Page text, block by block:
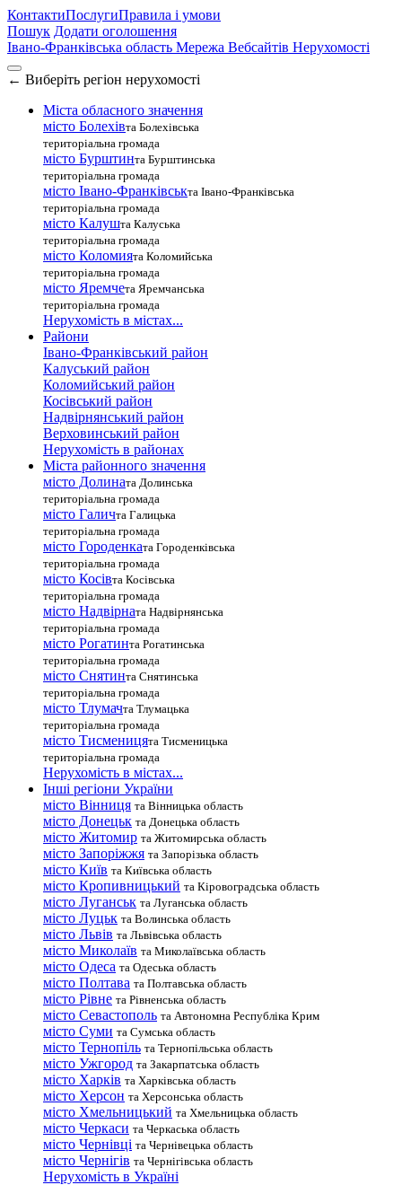
КонтактиПослугиПравила і умови
Пошук Додати оголошення
Івано-Франківська область Мережа Вебсайтів Нерухомості
← Виберіть регіон нерухомості
Міста обласного значення
місто Болехівта Болехівська
територіальна громада
місто Бурштинта Бурштинська
територіальна громада
місто Івано-Франківськта Івано-Франківська
територіальна громада
місто Калушта Калуська
територіальна громада
місто Коломията Коломийська
територіальна громада
місто Яремчета Яремчанська
територіальна громада
Нерухомість в містах...
Райони
Івано-Франківський район
Калуський район
Коломийський район
Косівський район
Надвірнянський район
Верховинський район
Нерухомість в районах
Міста районного значення
місто Долината Долинська
територіальна громада
місто Галичта Галицька
територіальна громада
місто Городенката Городенківська
територіальна громада
місто Косівта Косівська
територіальна громада
місто Надвірната Надвірнянська
територіальна громада
місто Рогатинта Рогатинська
територіальна громада
місто Снятинта Снятинська
територіальна громада
місто Тлумачта Тлумацька
територіальна громада
місто Тисменицята Тисменицька
територіальна громада
Нерухомість в містах...
Інші регіони України
місто Вінниця та Вінницька область
місто Донецьк та Донецька область
місто Житомир та Житомирська область
місто Запоріжжя та Запорізька область
місто Київ та Київська область
місто Кропивницький та Кіровоградська область
місто Луганськ та Луганська область
місто Луцьк та Волинська область
місто Львів та Львівська область
місто Миколаїв та Миколаївська область
місто Одеса та Одеська область
місто Полтава та Полтавська область
місто Рівне та Рівненська область
місто Севастополь та Автономна Республіка Крим
місто Суми та Сумська область
місто Тернопіль та Тернопільська область
місто Ужгород та Закарпатська область
місто Харків та Харківська область
місто Херсон та Херсонська область
місто Хмельницький та Хмельницька область
місто Черкаси та Черкаська область
місто Чернівці та Чернівецька область
місто Чернігів та Чернігівська область
Нерухомість в Україні